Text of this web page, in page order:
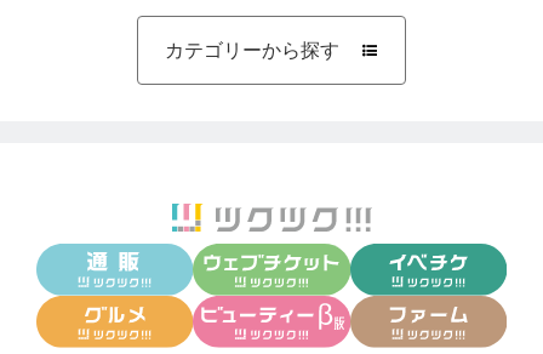
カテゴリーから探す 